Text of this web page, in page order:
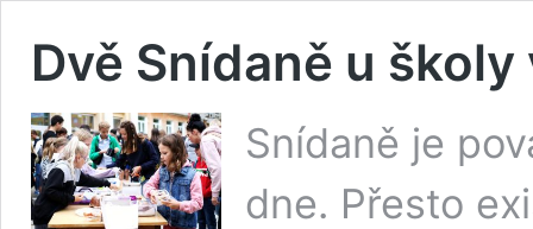
Dvě Snídaně u
Snídaně je
dne. Přesto